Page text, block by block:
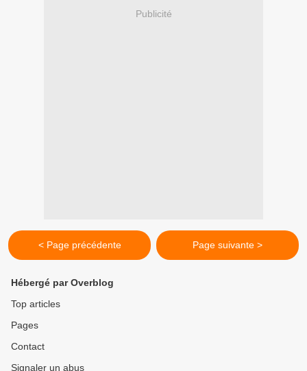
Publicité
< Page précédente Page suivante >
Hébergé par Overblog
Top articles
Pages
Contact
Signaler un abus